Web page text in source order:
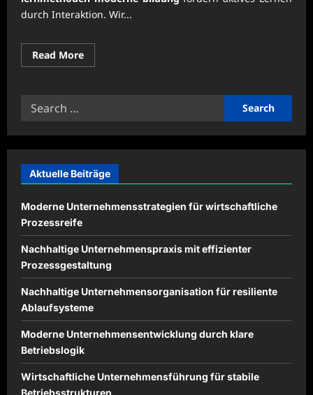
durch Interaktion. Wir...
Read MoreRead
more
Search
Aktuelle Beiträge
Moderne Unternehmensstrategien für wirtschaftliche
Prozessreife
Nachhaltige Unternehmenspraxis mit effizienter
Prozessgestaltung
Nachhaltige Unternehmensorganisation für resiliente
Ablaufsysteme
Moderne Unternehmensentwicklung durch klare
Betriebslogik
Wirtschaftliche Unternehmensführung für stabile
Betriebsstrukturen